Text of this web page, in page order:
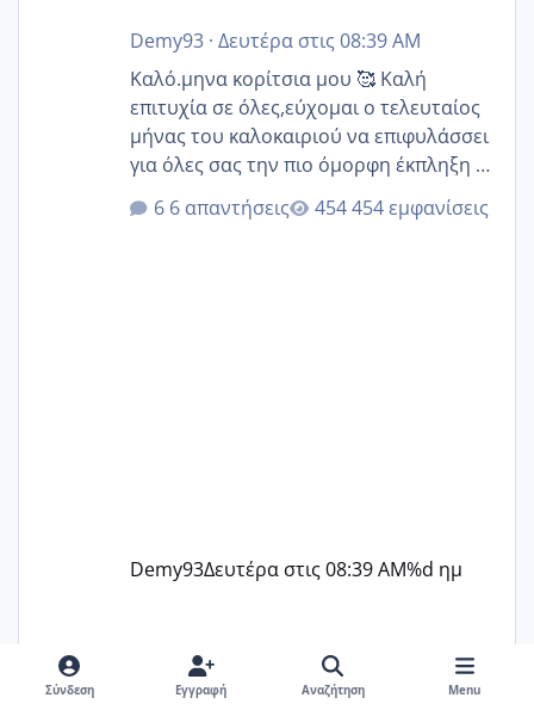
Demy93· Δευτέρα στις 08:39 AM
Καλό.μηνα κορίτσια μου 🥰 Καλή
επιτυχία σε όλες,εύχομαι ο τελευταίος
μήνας του καλοκαιριού να επιφυλάσσει
για όλες σας την πιο όμορφη έκπληξη 🧿
@Elk @Melikara86 @Παρασκευαιδου
@Zenia z @melitiniღ @Christi.D.
6 απαντήσεις 454 εμφανίσεις
Demy93Δευτέρα στις 08:39 AM%d ημ
Σύνδεση Εγγραφή Αναζήτηση Menu